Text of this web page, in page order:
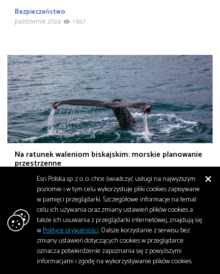
Bezpieczeństwo
październik 2024
1 847
Na ratunek waleniom biskajskim: morskie planowanie
przestrzenne
Nawet nazwa wielorybów biskajskich w języku angielskim – North
Atlantic Right Whale – przypomina o trudnej historii ich kontaktów
Środowisko
październik 2024
2 109
Esri Polska sp. z o. o. chce świadczyć usługi na najwyższym
poziomie i w tym celu wykorzystuje pliki cookies zapisywane
w pamięci przeglądarki. Szczegółowe informacje na temat
celu ich używania oraz zmiany ustawień plików cookies a
także ich usuwania z przeglądarki internetowej, znajdują się
wPolityce prywatności. Dalsze korzystanie z serwisu bez
zmiany ustawień dotyczących cookies w przeglądarce
oznacza potwierdzenie zapoznania się z powyższymi
informacjami i zgodę na wykorzystywanie plików cookies.